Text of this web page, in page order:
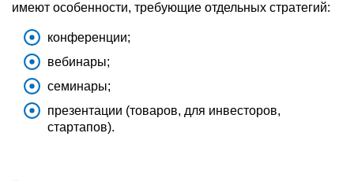
имеют особенности, требующие отдельных стратегий:
конференции;
вебинары;
семинары;
презентации (товаров, для инвесторов,
стартапов).